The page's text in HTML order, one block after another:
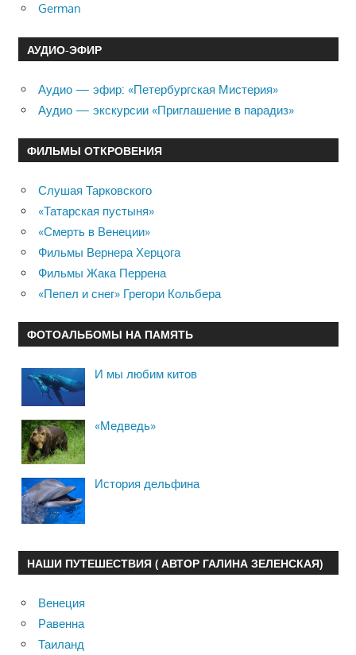
German
АУДИО-ЭФИР
Аудио — эфир: «Петербургская Мистерия»
Аудио — экскурсии «Приглашение в парадиз»
ФИЛЬМЫ ОТКРОВЕНИЯ
Слушая Тарковского
«Татарская пустыня»
«Смерть в Венеции»
Фильмы Вернера Херцога
Фильмы Жака Перрена
«Пепел и снег» Грегори Кольбера
ФОТОАЛЬБОМЫ НА ПАМЯТЬ
И мы любим китов
«Медведь»
История дельфина
НАШИ ПУТЕШЕСТВИЯ ( АВТОР ГАЛИНА ЗЕЛЕНСКАЯ)
Венеция
Равенна
Таиланд